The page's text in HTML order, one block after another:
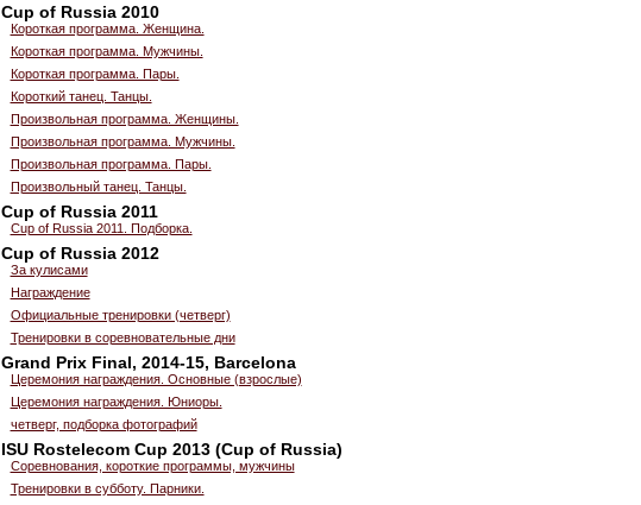
Cup of Russia 2010
Короткая программа. Женщина.
Короткая программа. Мужчины.
Короткая программа. Пары.
Короткий танец. Танцы.
Произвольная программа. Женщины.
Произвольная программа. Мужчины.
Произвольная программа. Пары.
Произвольный танец. Танцы.
Cup of Russia 2011
Cup of Russia 2011. Подборка.
Cup of Russia 2012
За кулисами
Награждение
Официальные тренировки (четверг)
Тренировки в соревновательные дни
Grand Prix Final, 2014-15, Barcelona
Церемония награждения. Основные (взрослые)
Церемония награждения. Юниоры.
четверг, подборка фотографий
ISU Rostelecom Cup 2013 (Cup of Russia)
Соревнования, короткие программы, мужчины
Тренировки в субботу. Парники.